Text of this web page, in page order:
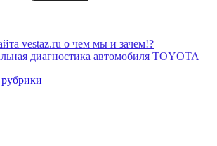
vestaz.ru о чем мы и зачем!?
диагностика автомобиля TOYOTA